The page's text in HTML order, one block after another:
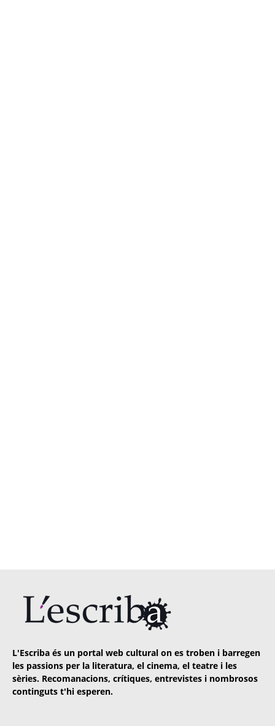
L'Escriba és un portal web cultural on es troben i barregen
les passions per la literatura, el cinema, el teatre i les
sèries. Recomanacions, crítiques, entrevistes i nombrosos
continguts t'hi esperen.